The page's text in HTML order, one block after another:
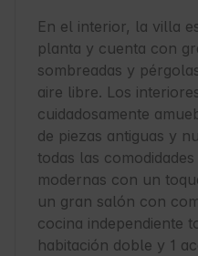
En el interior, la villa
planta y cuenta con
sombreadas y
aire libre. Los
cuidadosamente
de piezas antiguas y
todas las
modernas con un
un gran salón con
cocina independiente
habitación doble y 1